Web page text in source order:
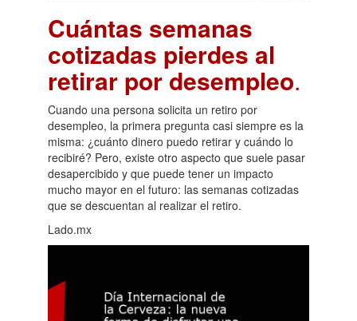
Cuántas semanas
cotizadas pierdes al
retirar por desempleo.
Cuando una persona solicita un retiro por
desempleo, la primera pregunta casi siempre es la
misma: ¿cuánto dinero puedo retirar y cuándo lo
recibiré? Pero, existe otro aspecto que suele pasar
desapercibido y que puede tener un impacto
mucho mayor en el futuro: las semanas cotizadas
que se descuentan al realizar el retiro.
Lado.mx